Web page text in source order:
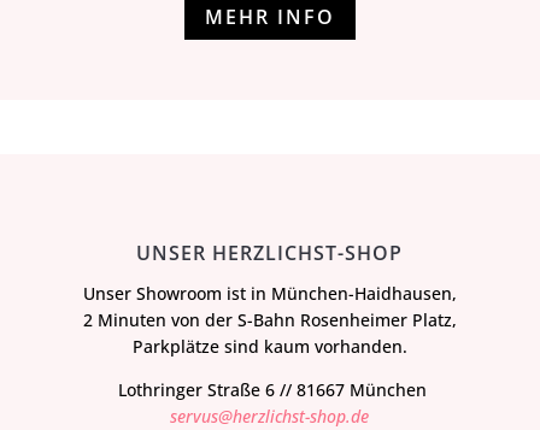
MEHR INFO
UNSER HERZLICHST-SHOP
Unser Showroom ist in München-Haidhausen,
2 Minuten von der S-Bahn Rosenheimer Platz,
Parkplätze sind kaum vorhanden.
Lothringer Straße 6 // 81667 München
servus@herzlichst-shop.de